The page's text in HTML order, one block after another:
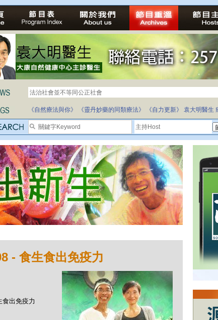
法治社會並不等同公正社會
《自然療法與你》 《靈丹妙藥的同類療法》 《自力更新》 袁大明醫生
- 食生食出免疫力
出免疫力